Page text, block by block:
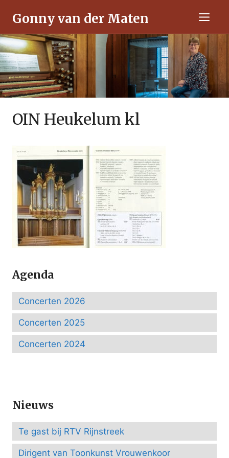
naar
de
inhoud
Gonny van der Maten Menu
OIN Heukelum kl
Agenda
Concerten 2026
Concerten 2025
Concerten 2024
Nieuws
Te gast bij RTV Rijnstreek
Dirigent van Toonkunst Vrouwenkoor